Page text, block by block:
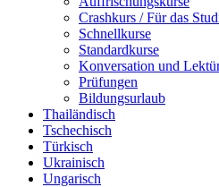
Crashkurs / Für das
Schnellkurse
Standardkurse
Konversation und
Prüfungen
Bildungsurlaub
Thailändisch
Tschechisch
Türkisch
Ukrainisch
Ungarisch